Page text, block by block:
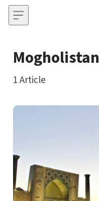
Skip to content
Mogholistan
1Article